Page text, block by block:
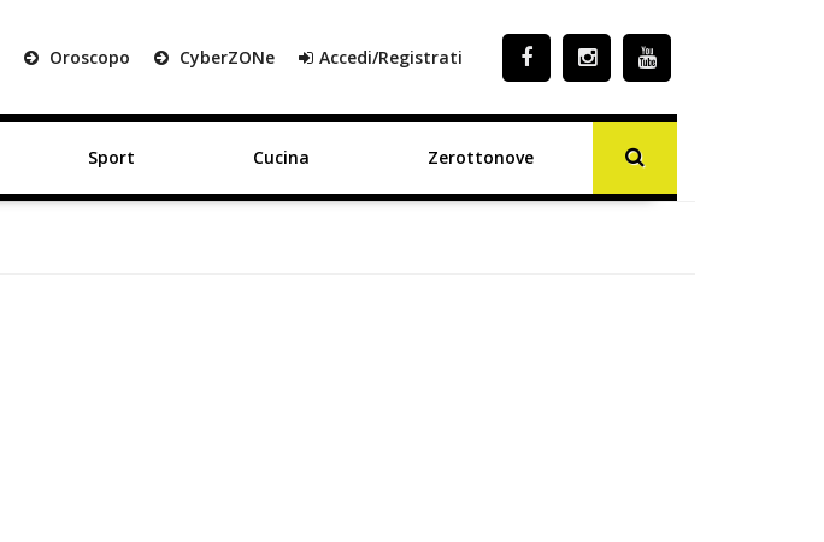
Oroscopo CyberZONe Accedi/Registrati
Sport Cucina Zerottonove